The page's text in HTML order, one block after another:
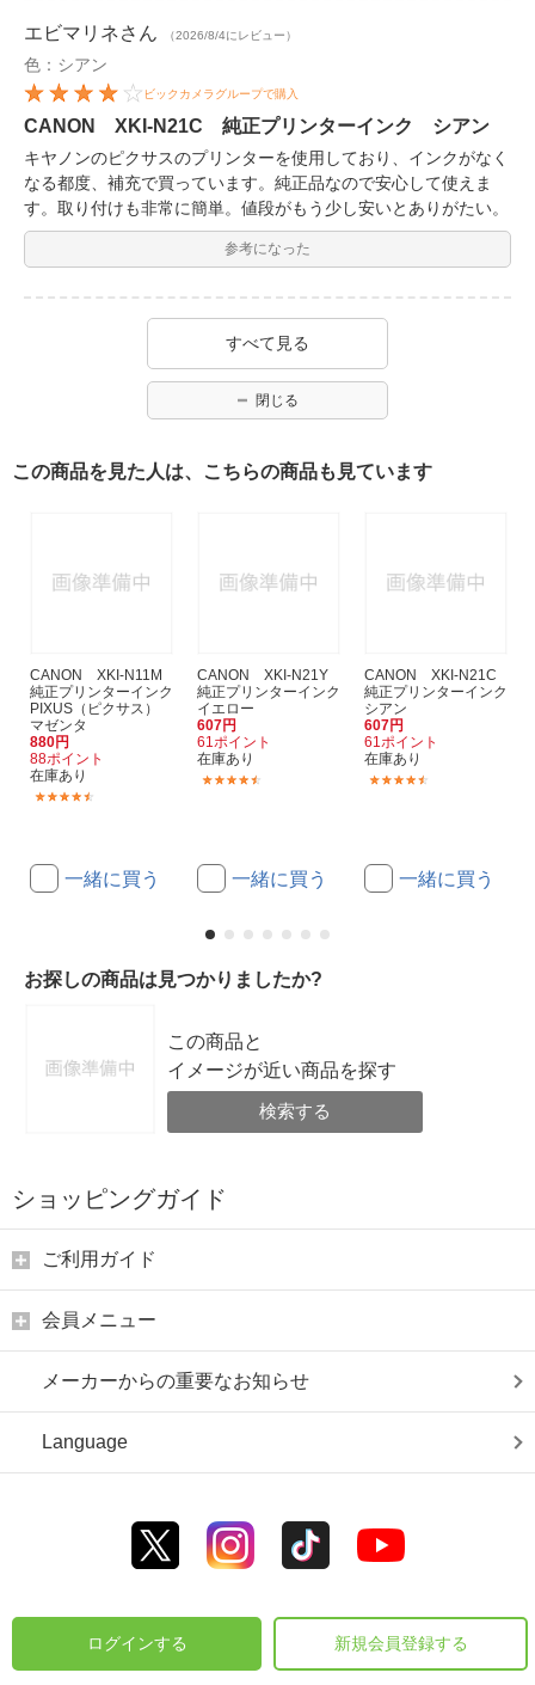
エビマリネさん （2026/8/4にレビュー）
色：シアン
ビックカメラグループで購入
CANON XKI-N21C 純正プリンターインク シアン
キヤノンのピクサスのプリンターを使用しており、インクがなく
なる都度、補充で買っています。純正品なので安心して使えま
す。取り付けも非常に簡単。値段がもう少し安いとありがたい。
参考になった
すべて見る
閉じる
この商品を見た人は、こちらの商品も見ています
CANON XKI-N11M
純正プリンターインク
PIXUS（ピクサス）
マゼンタ
880円
88ポイント
在庫あり
一緒に買う
CANON XKI-N21Y
純正プリンターインク
イエロー
607円
61ポイント
在庫あり
一緒に買う
CANON XKI-N21C
純正プリンターインク
シアン
607円
61ポイント
在庫あり
一緒に買う
お探しの商品は見つかりましたか?
この商品と
イメージが近い商品を探す
検索する
ショッピングガイド
ご利用ガイド
会員メニュー
メーカーからの重要なお知らせ
Language
ログインする 新規会員登録する